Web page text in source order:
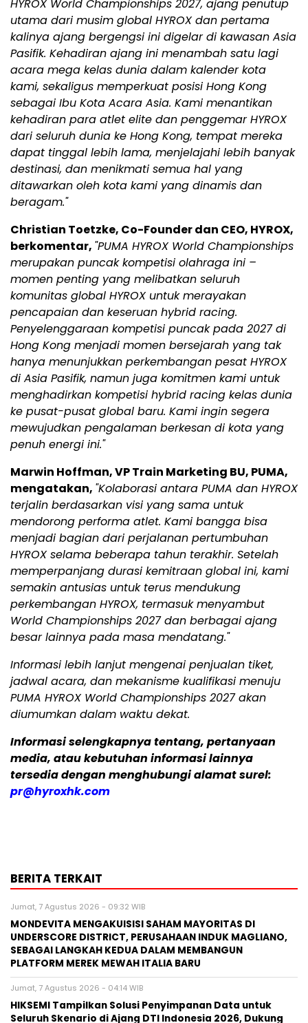
HYROX World Championships 2027, ajang penutup
utama dari musim global HYROX dan pertama
kalinya ajang bergengsi ini digelar di kawasan Asia
Pasifik. Kehadiran ajang ini menambah satu lagi
acara mega kelas dunia dalam kalender kota
kami, sekaligus memperkuat posisi Hong Kong
sebagai Ibu Kota Acara Asia. Kami menantikan
kehadiran para atlet elite dan penggemar HYROX
dari seluruh dunia ke Hong Kong, tempat mereka
dapat tinggal lebih lama, menjelajahi lebih banyak
destinasi, dan menikmati semua hal yang
ditawarkan oleh kota kami yang dinamis dan
beragam."
Christian Toetzke, Co-Founder dan CEO, HYROX,
berkomentar, "PUMA HYROX World Championships
merupakan puncak kompetisi olahraga ini –
momen penting yang melibatkan seluruh
komunitas global HYROX untuk merayakan
pencapaian dan keseruan hybrid racing.
Penyelenggaraan kompetisi puncak pada 2027 di
Hong Kong menjadi momen bersejarah yang tak
hanya menunjukkan perkembangan pesat HYROX
di Asia Pasifik, namun juga komitmen kami untuk
menghadirkan kompetisi hybrid racing kelas dunia
ke pusat-pusat global baru. Kami ingin segera
mewujudkan pengalaman berkesan di kota yang
penuh energi ini."
Marwin Hoffman, VP Train Marketing BU, PUMA,
mengatakan, "Kolaborasi antara PUMA dan HYROX
terjalin berdasarkan visi yang sama untuk
mendorong performa atlet. Kami bangga bisa
menjadi bagian dari perjalanan pertumbuhan
HYROX selama beberapa tahun terakhir. Setelah
memperpanjang durasi kemitraan global ini, kami
semakin antusias untuk terus mendukung
perkembangan HYROX, termasuk menyambut
World Championships 2027 dan berbagai ajang
besar lainnya pada masa mendatang."
Informasi lebih lanjut mengenai penjualan tiket,
jadwal acara, dan mekanisme kualifikasi menuju
PUMA HYROX World Championships 2027 akan
diumumkan dalam waktu dekat.
Informasi selengkapnya tentang, pertanyaan
media, atau kebutuhan informasi lainnya
tersedia dengan menghubungi alamat surel:
pr@hyroxhk.com
BERITA TERKAIT
Jumat, 7 Agustus 2026 - 09:32 WIB
MONDEVITA MENGAKUISISI SAHAM MAYORITAS DI
UNDERSCORE DISTRICT, PERUSAHAAN INDUK MAGLIANO,
SEBAGAI LANGKAH KEDUA DALAM MEMBANGUN
PLATFORM MEREK MEWAH ITALIA BARU
Jumat, 7 Agustus 2026 - 04:14 WIB
HIKSEMI Tampilkan Solusi Penyimpanan Data untuk
Seluruh Skenario di Ajang DTI Indonesia 2026, Dukung